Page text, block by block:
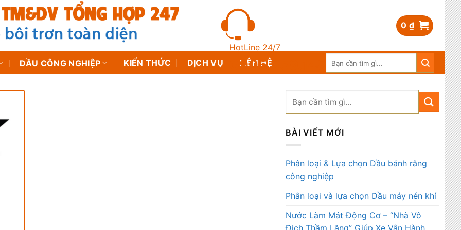
HotLine 24/7
0905.259.148
0 ₫
DẦU CÔNG NGHIỆP KIẾN THỨC DỊCH VỤ LIÊN HỆ
for:
BÀI VIẾT MỚI
Phân loại & Lựa chọn Dầu bánh răng
công nghiệp
Phân loại và lựa chọn Dầu máy nén khí
Nước Làm Mát Động Cơ – “Nhà Vô